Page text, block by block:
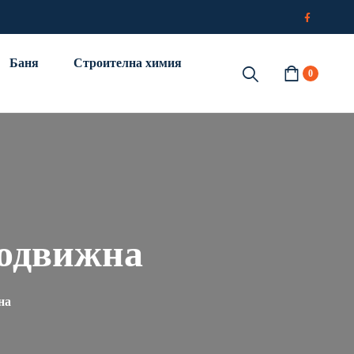
Баня Строителна химия
0